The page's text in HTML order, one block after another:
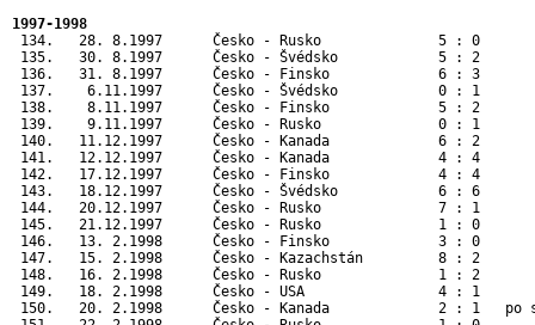
1997-1998
134.   28. 8.1997      Česko - Rusko              5 : 0
135.   30. 8.1997      Česko - Švédsko            5 : 2
136.   31. 8.1997      Česko - Finsko             6 : 3
137.    6.11.1997      Česko - Švédsko            0 : 1
138.    8.11.1997      Česko - Finsko             5 : 2
139.    9.11.1997      Česko - Rusko              0 : 1
140.   11.12.1997      Česko - Kanada             6 : 2
141.   12.12.1997      Česko - Kanada             4 : 4
142.   17.12.1997      Česko - Finsko             4 : 4
143.   18.12.1997      Česko - Švédsko            6 : 6
144.   20.12.1997      Česko - Rusko              7 : 1
145.   21.12.1997      Česko - Rusko              1 : 0
146.   13. 2.1998      Česko - Finsko
147.   15. 2.1998      Česko - Kazachstán
148.   16. 2.1998      Česko - Rusko
149.   18. 2.1998      Česko - USA
150.   20. 2.1998      Česko - Kanada             2 : 1